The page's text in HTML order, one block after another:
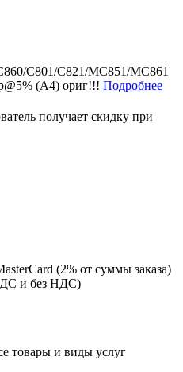
C801/C821/MC851/MC861
(A4) ориг!!! Подробнее
получает скидку при
(2% от суммы заказа)
и без НДС)
товары и виды услуг